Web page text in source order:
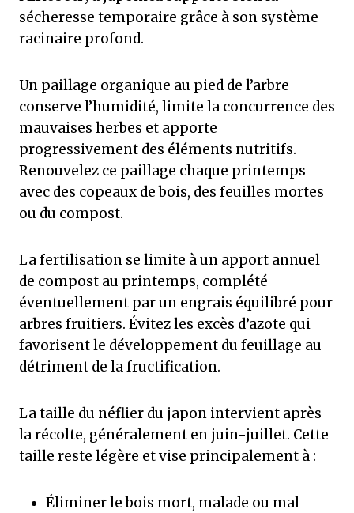
sécheresse temporaire grâce à son système
racinaire profond.
Un paillage organique au pied de l’arbre
conserve l’humidité, limite la concurrence des
mauvaises herbes et apporte
progressivement des éléments nutritifs.
Renouvelez ce paillage chaque printemps
avec des copeaux de bois, des feuilles mortes
ou du compost.
La fertilisation se limite à un apport annuel
de compost au printemps, complété
éventuellement par un engrais équilibré pour
arbres fruitiers. Évitez les excès d’azote qui
favorisent le développement du feuillage au
détriment de la fructification.
La taille du néflier du japon intervient après
la récolte, généralement en juin-juillet. Cette
taille reste légère et vise principalement à :
Éliminer le bois mort, malade ou mal